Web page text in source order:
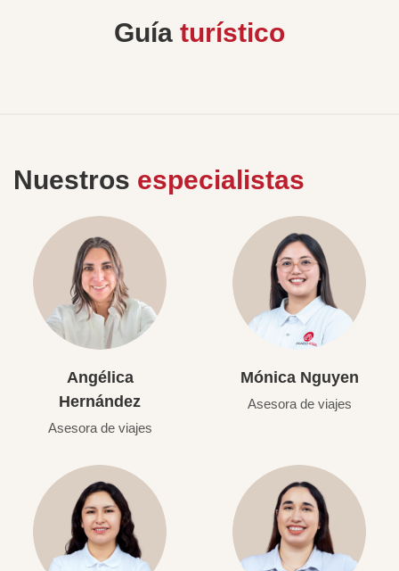
Guía turístico
Nuestros especialistas
Angélica
Hernández
Asesora de viajes
Mónica Nguyen
Asesora de viajes